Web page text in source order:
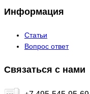
Информация
Статьи
Вопрос ответ
Связаться с нами